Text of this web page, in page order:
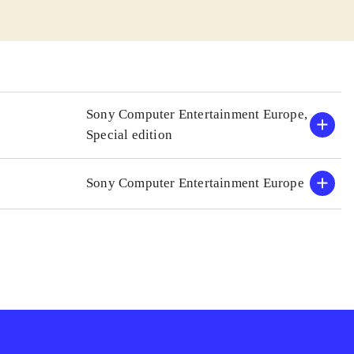
samle
At spille
single
Sony Computer Entertainment Europe,
Special edition
Sony Computer Entertainment Europe